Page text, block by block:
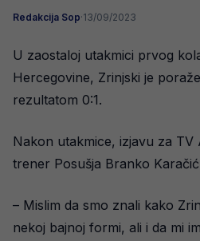
Redakcija Sop·13/09/2023
U zaostaloj utakmici prvog
Hercegovine, Zrinjski je
rezultatom 0:1.
Nakon utakmice, izjavu za TV
trener Posušja Branko
– Mislim da smo znali kako
nekoj bajnoj formi, ali i da mi